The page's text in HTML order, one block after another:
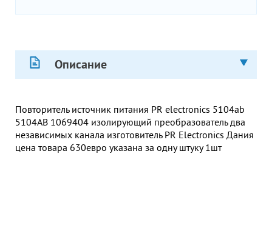
Описание
Повторитель источник питания PR electronics 5104ab
5104AB 1069404 изолирующий преобразователь два
независимых канала изготовитель PR Electronics Дания
цена товара 630евро указана за одну штуку 1шт